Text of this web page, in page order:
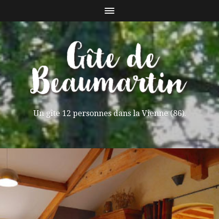
Un gîte 12 personnes dans la Vienne (86).